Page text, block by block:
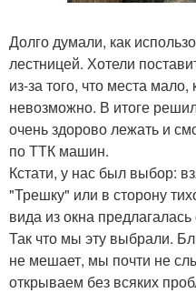
Долго думали, как
лестницей. Хотели
из-за того, что места
невозможно. В итоге
очень здорово лежать и
по ТТК машин.
Кстати, у нас был выбор:
"Трешку" или в сторону
вида из окна
Так что мы эту выбрали.
не мешает, мы почти не
открываем без всяких